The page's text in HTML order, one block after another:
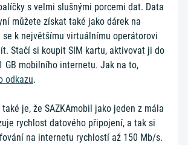
s velmi slušnými porcemi dat. Data
můžete získat také jako dárek na
se k největšímu virtuálnímu operátorovi
Stačí si koupit SIM kartu, aktivovat ji do
GB mobilního internetu. Jak na to,
odkazu.
je, že SAZKAmobil jako jeden z mála
rychlost datového připojení, a tak si
na internetu rychlostí až 150 Mb/s.